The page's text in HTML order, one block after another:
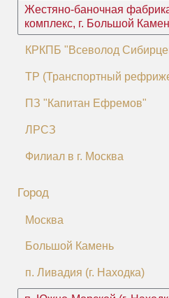
Жестяно-баночная
комплекс, г. Большой
КРКПБ "Всеволод
ТР (Транспортный
ПЗ "Капитан Ефремов"
ЛРСЗ
Филиал в г. Москва
Город
Москва
Большой Камень
п. Ливадия (г. Находка)